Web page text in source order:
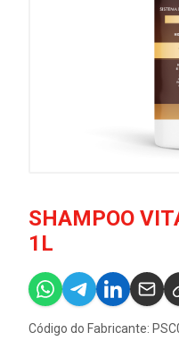
SHAMPOO
1L
Código do Fabricante: